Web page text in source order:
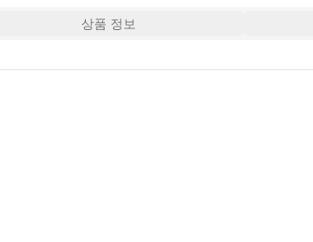
상품 정보